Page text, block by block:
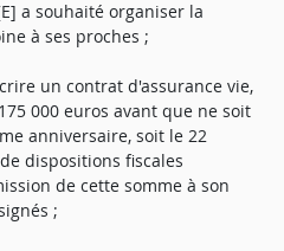
a souhaité organiser la
à ses proches ;
un contrat d'assurance vie,
000 euros avant que ne soit
anniversaire, soit le 22
dispositions fiscales
de cette somme à son
;